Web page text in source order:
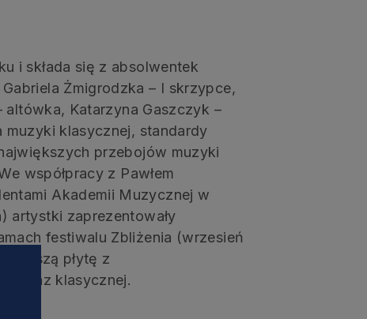
i składa się z absolwentek
Żmigrodzka – I skrzypce,
altówka, Katarzyna Gaszczyk –
muzyki klasycznej, standardy
przebojów muzyki
współpracy z Pawłem
Akademii Muzycznej w
artystki zaprezentowały
festiwalu Zbliżenia (wrzesień
płytę z
oraz klasycznej.